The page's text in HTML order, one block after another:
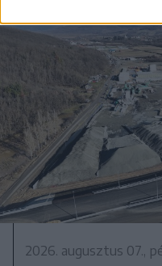
2026. augusztus 07.,